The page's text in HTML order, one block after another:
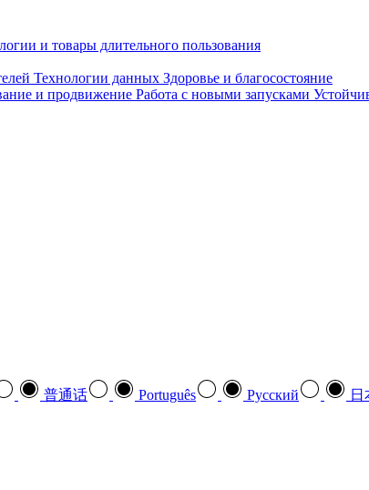
и товары длительного пользования
Технологии данных Здоровье и благосостояние
и продвижение Работа с новыми запусками
普通话 Português Pусский 日